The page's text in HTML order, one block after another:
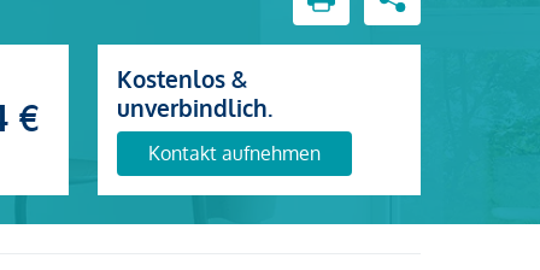
€
Kostenlos &
unverbindlich.
Kontakt aufnehmen